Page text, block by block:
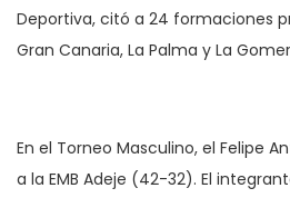
Deportiva, citó a 24 formaciones
Gran Canaria, La Palma y La
En el Torneo Masculino, el Felipe
a la EMB Adeje (42-32). El